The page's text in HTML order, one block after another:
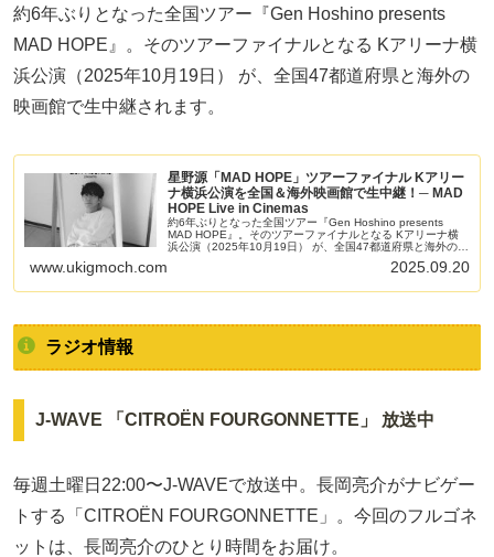
約6年ぶりとなった全国ツアー『Gen Hoshino presents
MAD HOPE』。そのツアーファイナルとなる Kアリーナ横
浜公演（2025年10月19日） が、全国47都道府県と海外の
映画館で生中継されます。
星野源「MAD HOPE」ツアーファイナル Kアリー
ナ横浜公演を全国＆海外映画館で生中継！─ MAD
HOPE Live in Cinemas
約6年ぶりとなった全国ツアー『Gen Hoshino presents
MAD HOPE』。そのツアーファイナルとなる Kアリーナ横
浜公演（2025年10月19日） が、全国47都道府県と海外の映
www.ukigmoch.com 2025.09.20
ラジオ情報
J-WAVE 「CITROËN FOURGONNETTE」 放送中
毎週土曜日22:00〜J-WAVEで放送中。長岡亮介がナビゲー
トする「CITROËN FOURGONNETTE」。今回のフルゴネ
ットは、長岡亮介のひとり時間をお届け。